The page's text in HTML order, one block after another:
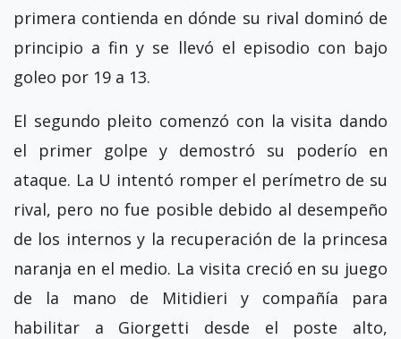
primera contienda en dónde su rival dominó de
principio a fin y se llevó el episodio con bajo
goleo por 19 a 13.
El segundo pleito comenzó con la visita dando
el primer golpe y demostró su poderío en
ataque. La U intentó romper el perímetro de su
rival, pero no fue posible debido al desempeño
de los internos y la recuperación de la princesa
naranja en el medio. La visita creció en su juego
de la mano de Mitidieri y compañía para
habilitar a Giorgetti desde el poste alto,